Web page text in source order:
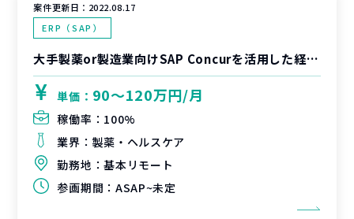
案件更新日： 2022.08.17
ERP（SAP）
大手製薬or製造業向けSAP Concurを活用した経費精算業務、システム改革支援
単価： 90〜120万円/月
稼働率： 100%
業界： 製薬・ヘルスケア
勤務地：基本リモート
参画期間： ASAP~未定